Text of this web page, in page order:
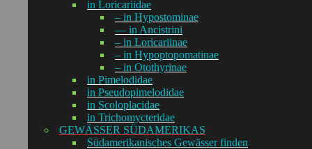
in Loricariidae
– in Hypostominae
— in Ancistrini
– in Loricariinae
– in Hypoptopomatinae
– in Otothyrinae
in Pimelodidae
in Pseudopimelodidae
in Scoloplacidae
in Trichomycteridae
GEWÄSSER SÜDAMERIKAS
Südamerikanisches Gewässer finden